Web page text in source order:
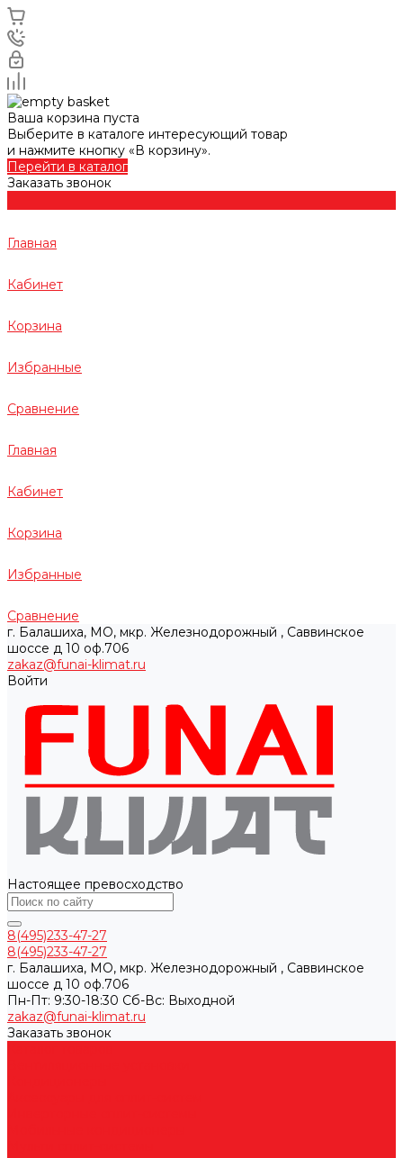
Ваша корзина пуста
Выберите в каталоге интересующий товар
и нажмите кнопку «В корзину».
Перейти в каталог
Заказать звонок
Главная
Кабинет
Корзина
Избранные
Сравнение
Главная
Кабинет
Корзина
Избранные
Сравнение
г. Балашиха, МО, мкр. Железнодорожный , Саввинское
шоссе д 10 оф.706
zakaz@funai-klimat.ru
Войти
Настоящее превосходство
8(495)233-47-27
8(495)233-47-27
г. Балашиха, МО, мкр. Железнодорожный , Саввинское
шоссе д 10 оф.706
Пн-Пт: 9:30-18:30 Cб-Вс: Выходной
zakaz@funai-klimat.ru
Заказать звонок